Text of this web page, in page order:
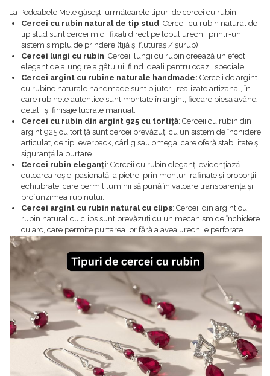
La Podoabele Mele găsești următoarele tipuri de cercei cu rubin:
Cercei cu rubin natural de tip stud: Cerceii cu rubin natural de
tip stud sunt cercei mici, fixați direct pe lobul urechii printr-un
sistem simplu de prindere (tijă și fluturaș / șurub).
Cercei lungi cu rubin: Cerceii lungi cu rubin creează un efect
elegant de alungire a gâtului, fiind ideali pentru ocazii speciale.
Cercei argint cu rubine naturale handmade: Cerceii de argint
cu rubine naturale handmade sunt bijuterii realizate artizanal, în
care rubinele autentice sunt montate în argint, fiecare piesă având
detalii și finisaje lucrate manual.
Cercei cu rubin din argint 925 cu tortiță: Cerceii cu rubin din
argint 925 cu tortiță sunt cercei prevăzuți cu un sistem de închidere
articulat, de tip leverback, cârlig sau omega, care oferă stabilitate și
siguranță la purtare.
Cercei rubin eleganți: Cerceii cu rubin eleganți evidențiază
culoarea roșie, pasională, a pietrei prin monturi rafinate și proporții
echilibrate, care permit luminii să pună în valoare transparența și
profunzimea rubinului.
Cercei argint cu rubin natural cu clips: Cerceii din argint cu
rubin natural cu clips sunt prevăzuți cu un mecanism de închidere
cu arc, care permite purtarea lor fără a avea urechile perforate.